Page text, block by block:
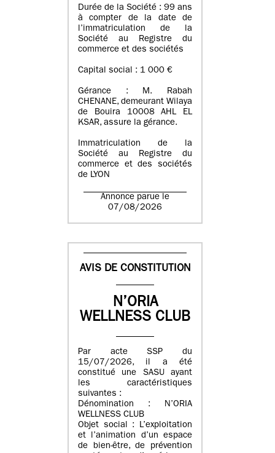
Durée de la Société : 99 ans
à compter de la date de
l’immatriculation de la
Société au Registre du
commerce et des sociétés
Capital social : 1 000 €
Gérance : M. Rabah
CHENANE, demeurant Wilaya
de Bouira 10008 AHL EL
KSAR, assure la gérance.
Immatriculation de la
Société au Registre du
commerce et des sociétés
de LYON
Annonce parue le
07/08/2026
AVIS DE CONSTITUTION
N’ORIA
WELLNESS CLUB
Par acte SSP du
15/07/2026, il a été
constitué une SASU ayant
les caractéristiques
suivantes :
Dénomination : N’ORIA
WELLNESS CLUB
Objet social : L’exploitation
et l’animation d’un espace
de bien-être, de prévention